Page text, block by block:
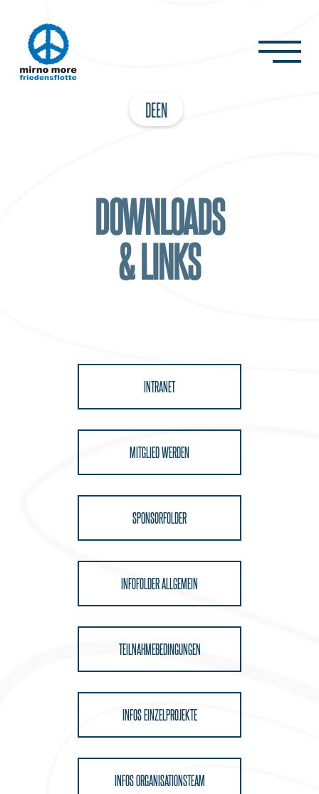
DEEN
DOWNLOADS
& LINKS
INTRANET
MITGLIED WERDEN
SPONSORFOLDER
INFOFOLDER ALLGEMEIN
TEILNAHMEBEDINGUNGEN
INFOS EINZELPROJEKTE
INFOS ORGANISATIONSTEAM